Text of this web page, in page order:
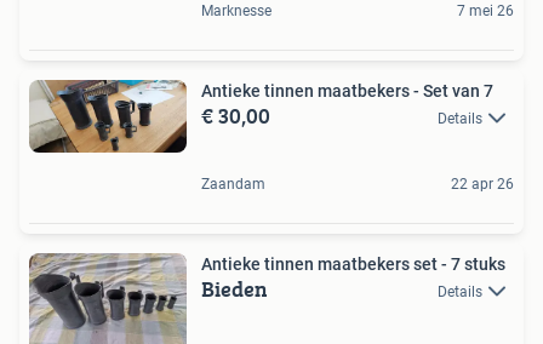
Marknesse 7 mei 26
Antieke tinnen maatbekers - Set van 7
€ 30,00 Details
Zaandam 22 apr 26
Antieke tinnen maatbekers set - 7 stuks
Bieden Details